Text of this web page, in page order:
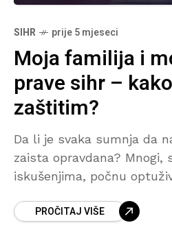
SIHR prije 5 mjeseci
Moja familija i
prave sihr –
zaštitim?
Da li je svaka sumnja da
zaista opravdana? Mnogi,
iskušenjima, počnu
ostvare upravo ono što
PROČITAJ VIŠE